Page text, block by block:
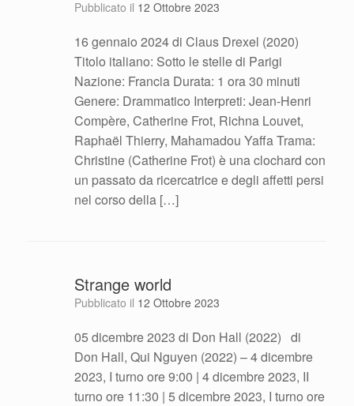
Pubblicato il 12 Ottobre 2023
16 gennaio 2024 di Claus Drexel (2020)
Titolo italiano: Sotto le stelle di Parigi
Nazione: Francia Durata: 1 ora 30 minuti
Genere: Drammatico Interpreti: Jean-Henri
Compère, Catherine Frot, Richna Louvet,
Raphaël Thierry, Mahamadou Yaffa Trama:
Christine (Catherine Frot) è una clochard con
un passato da ricercatrice e degli affetti persi
nel corso della […]
Strange world
Pubblicato il 12 Ottobre 2023
05 dicembre 2023 di Don Hall (2022) di
Don Hall, Qui Nguyen (2022) – 4 dicembre
2023, I turno ore 9:00 | 4 dicembre 2023, II
turno ore 11:30 | 5 dicembre 2023, I turno ore